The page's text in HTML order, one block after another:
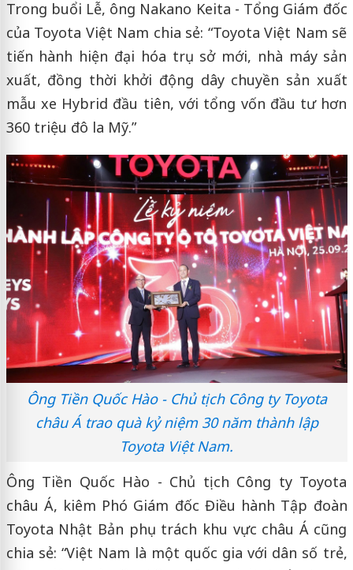
Trong buổi Lễ, ông Nakano Keita - Tổng Giám đốc
của Toyota Việt Nam chia sẻ: “Toyota Việt Nam sẽ
tiến hành hiện đại hóa trụ sở mới, nhà máy sản
xuất, đồng thời khởi động dây chuyền sản xuất
mẫu xe Hybrid đầu tiên, với tổng vốn đầu tư hơn
360 triệu đô la Mỹ.”
Ông Tiền Quốc Hào - Chủ tịch Công ty Toyota
châu Á trao quà kỷ niệm 30 năm thành lập
Toyota Việt Nam.
Ông Tiền Quốc Hào - Chủ tịch Công ty Toyota
châu Á, kiêm Phó Giám đốc Điều hành Tập đoàn
Toyota Nhật Bản phụ trách khu vực châu Á cũng
chia sẻ: “Việt Nam là một quốc gia với dân số trẻ,